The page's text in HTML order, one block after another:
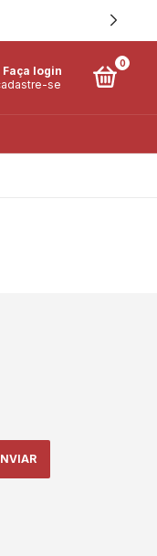
Faça login
se
0